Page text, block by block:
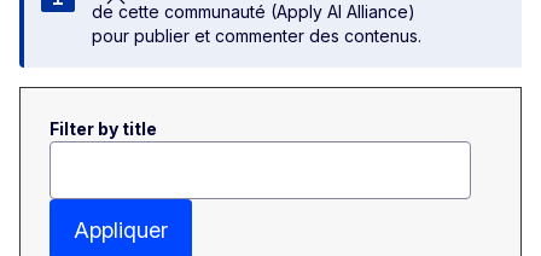
de cette communauté (Apply AI Alliance)
pour publier et commenter des contenus.
Filter by title
Appliquer